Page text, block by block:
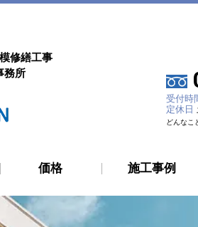
修繕工事
務所
受付時
定休日
どんなこ
価格 施工事例